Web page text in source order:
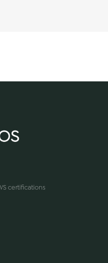
certifications